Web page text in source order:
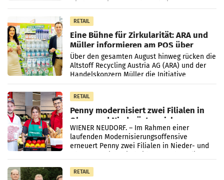
RETAIL
Eine Bühne für Zirkularität: ARA und
Müller informieren am POS über
Kreislauffähigkeit
Über den gesamten August hinweg rücken die
Altstoff Recycling Austria AG (ARA) und der
Handelskonzern Müller die Initiative
„Kreislauf-Helden“ in allen österreichischen
Müller-Filialen
RETAIL
Penny modernisiert zwei Filialen in
Ober- und Niederösterreich
WIENER NEUDORF. – Im Rahmen einer
laufenden Modernisierungsoffensive
erneuert Penny zwei Filialen in Nieder- und
RETAIL